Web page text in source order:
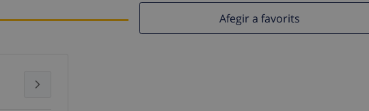
Afegir a favorits